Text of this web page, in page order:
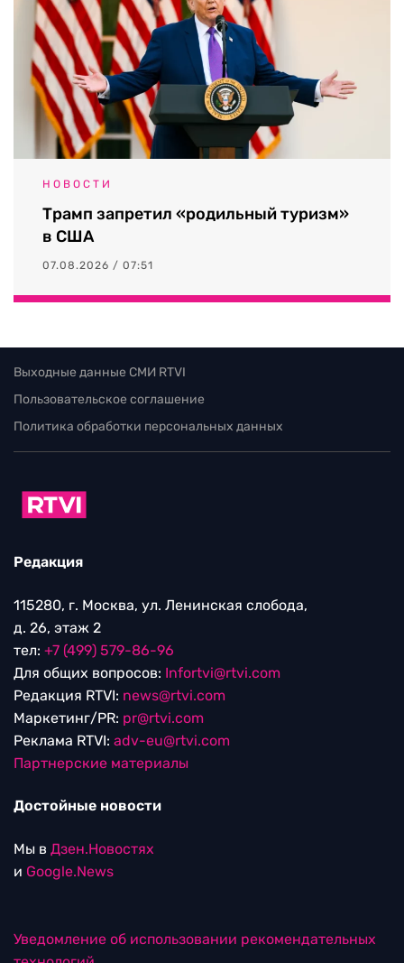
НОВОСТИ
Трамп запретил «родильный туризм»
в США
07.08.2026 / 07:51
Выходные данные СМИ RTVI
Пользовательское соглашение
Политика обработки персональных данных
Редакция
115280, г. Москва, ул. Ленинская слобода,
д. 26, этаж 2
тел: +7 (499) 579-86-96
Для общих вопросов: Infortvi@rtvi.com
Редакция RTVI: news@rtvi.com
Маркетинг/PR: pr@rtvi.com
Реклама RTVI: adv-eu@rtvi.com
Партнерские материалы
Достойные новости
Мы в Дзен.Новостях
и Google.News
Уведомление об использовании рекомендательных